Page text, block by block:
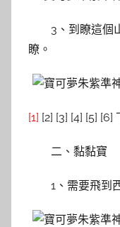
3、到瞭這個
瞭。
[1] [2] [3] [4] [5] [6]
二、黏黏寶
1、需要飛到